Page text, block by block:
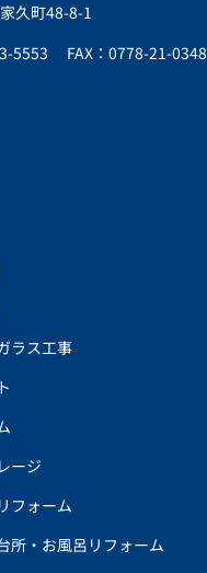
久町48-8-1
5553
FAX：0778-21-0348
ラス工事
ージ
フォーム
所・お風呂リフォーム